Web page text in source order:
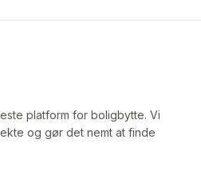
platform for boligbytte. Vi
og gør det nemt at finde